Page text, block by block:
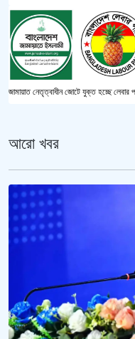
জামায়াত নেতৃত্বাধীন জোটে যুক্ত হচ্ছে লেবার
আরো খবর